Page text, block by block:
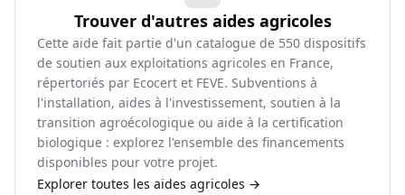
Trouver d'autres aides agricoles
Cette aide fait partie d'un catalogue de 550 dispositifs
de soutien aux exploitations agricoles en France,
répertoriés par Ecocert et FEVE. Subventions à
l'installation, aides à l'investissement, soutien à la
transition agroécologique ou aide à la certification
biologique : explorez l'ensemble des financements
disponibles pour votre projet.
Explorer toutes les aides agricoles →